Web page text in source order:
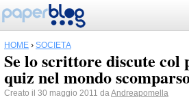
HOME › SOCIETÀ
Se lo scrittore discute col
quiz nel mondo
Creato il 30 maggio 2011 daAndreapomella